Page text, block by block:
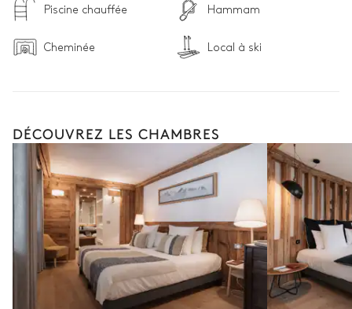
Piscine chauffée Hammam
Cheminée Local à ski
DÉCOUVREZ LES CHAMBRES